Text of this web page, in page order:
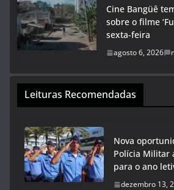
Cine Bangüê
sobre o filme
sexta-feira
agosto 6, 2026
Leituras Recomendadas
Nova
Polícia Militar
para o ano
dezembro 13,